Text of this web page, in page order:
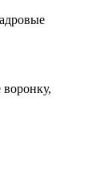
воронку,